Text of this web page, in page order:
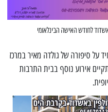
לחודש האישה הבינלאומי
על סיפורה של גולדה מאיר במרכז
מונארט וביום ראשון – 9.3 יתקיים אירוע נוסף בבית התרבות